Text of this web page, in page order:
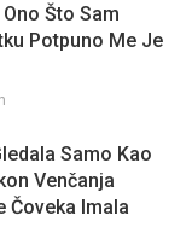
Što Sam
Potpuno Me Je
Samo Kao
Venčanja
Čoveka Imala